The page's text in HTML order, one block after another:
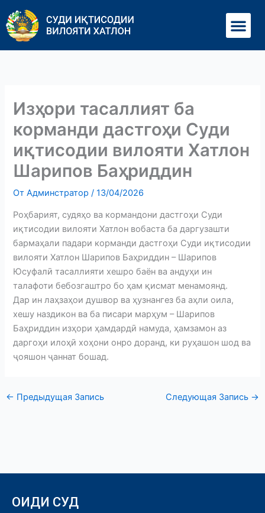
содержимому
Изҳори тасаллият ба
корманди дастгоҳи Суди
иқтисодии вилояти Хатлон
Шарипов Баҳриддин
ОтАдминстратор/13/04/2026
Роҳбарият, судяҳо ва кормандони дастгоҳи Суди
иқтисодии вилояти Хатлон вобаста ба даргузашти
бармаҳали падари корманди дастгоҳи Суди иқтисодии
вилояти Хатлон Шарипов Баҳриддин – Шарипов
Юсуфалӣ тасаллияти хешро баён ва андуҳи ин
талафоти бебозгаштро бо ҳам қисмат менамоянд.
Дар ин лаҳзаҳои душвор ва ҳузнангез ба аҳли оила,
хешу наздикон ва ба писари марҳум – Шарипов
Баҳриддин изҳори ҳамдардӣ намуда, ҳамзамон аз
даргоҳи илоҳӣ хоҳони онро доранд, ки руҳашон шод ва
ҷояшон ҷаннат бошад.
← Предыдущая Запись Следующая Запись →
ОИДИ СУД